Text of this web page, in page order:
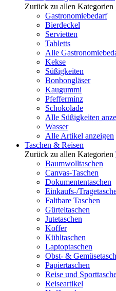
Zurück zu allen Kategorien
Gastronomiebedarf
Bierdeckel
Servietten
Tabletts
Alle
Kekse
Süßigkeiten
Bonbongläser
Kaugummi
Pfefferminz
Schokolade
Alle Süßigkeiten
Wasser
Alle Artikel anzeigen
Taschen & Reisen
Zurück zu allen Kategorien
Baumwolltaschen
Canvas-Taschen
Dokumententaschen
Einkaufs-/
Faltbare Taschen
Gürteltaschen
Jutetaschen
Koffer
Kühltaschen
Laptoptaschen
Obst- &
Papiertaschen
Reise und
Reiseartikel